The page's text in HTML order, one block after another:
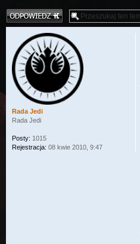
Odpowiedz
Rada Jedi
Rada Jedi
Posty: 1015
Rejestracja: 08 kwie 2010, 9:47